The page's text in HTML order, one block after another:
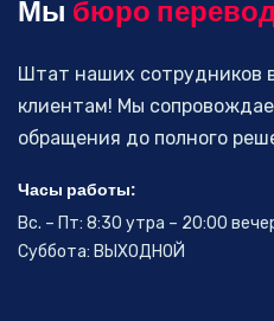
Мы бюро
Штат наших сотрудников
клиентам! Мы
обращения до полного
Часы работы:
Вс. – Пт: 8:30 утра – 20:00
Суббота: ВЫХОДНОЙ